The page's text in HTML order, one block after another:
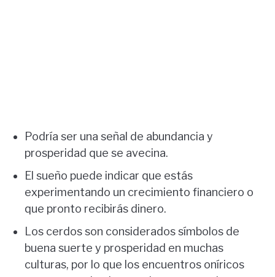
Podría ser una señal de abundancia y
prosperidad que se avecina.
El sueño puede indicar que estás
experimentando un crecimiento financiero o
que pronto recibirás dinero.
Los cerdos son considerados símbolos de
buena suerte y prosperidad en muchas
culturas, por lo que los encuentros oníricos